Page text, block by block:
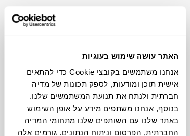
האתר עושה שימוש בעוגיות
אנחנו משתמשים בקובצי Cookie כדי להתאים
אישית תוכן ומודעות, לספק תכונות של מדיה
חברתית ולנתח את תנועת המשתמשים שלנו.
בנוסף, אנחנו משתפים מידע על אופן השימוש
באתר שלנו עם השותפים שלנו מתחומי המדיה
החברתית, הפרסום וניתוח הנתונים. גורמים אלה
להדמיית AI Design